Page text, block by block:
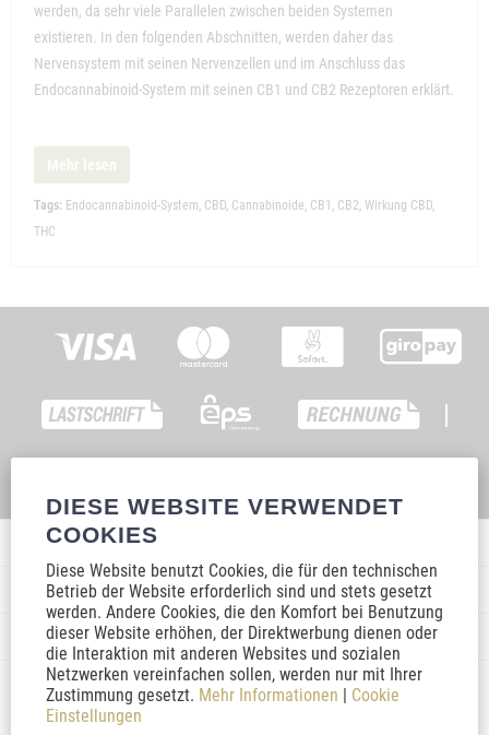
werden, da sehr viele Parallelen zwischen beiden Systemen
existieren. In den folgenden Abschnitten, werden daher das
Nervensystem mit seinen Nervenzellen und im Anschluss das
Endocannabinoid-System mit seinen CB1 und CB2 Rezeptoren erklärt.
Mehr lesen
Tags: Endocannabinoid-System, CBD, Cannabinoide, CB1 , CB2, Wirkung CBD,
THC
|
Service Hotline
Shop Service
Informationen
Social Media
DIESE WEBSITE VERWENDET
COOKIES
Diese Website benutzt Cookies, die für den technischen
Betrieb der Website erforderlich sind und stets gesetzt
werden. Andere Cookies, die den Komfort bei Benutzung
dieser Website erhöhen, der Direktwerbung dienen oder
die Interaktion mit anderen Websites und sozialen
Netzwerken vereinfachen sollen, werden nur mit Ihrer
Zustimmung gesetzt. Mehr Informationen | Cookie
Einstellungen